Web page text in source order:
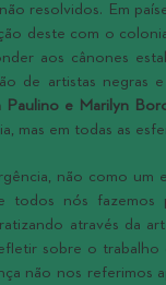
resolvidos. Em
deste com o
aos cânones
de artistas negras
Paulino e Marilyn
mas em todas as
não como um
todos nós
através da
sobre o trabalho
não nos referimos